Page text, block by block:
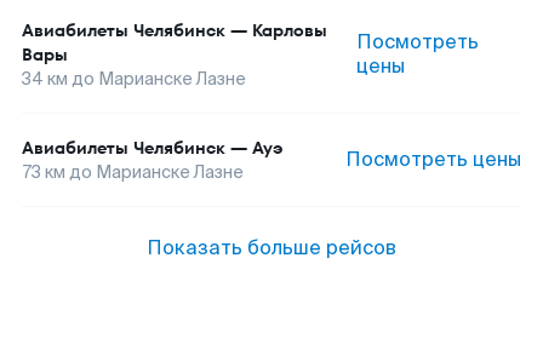
Авиабилеты Челябинск — Карловы
Вары
34 км до Марианске Лазне
Посмотреть
цены
Авиабилеты Челябинск — Ауэ
73 км до Марианске Лазне Посмотреть цены
Показать больше рейсов